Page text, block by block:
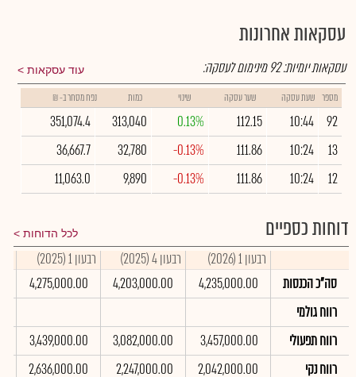
עסקאות אחרונות
עוד עסקאות עסקאות יומיות:92 מינימום לעסקה:
מספר שעת עסקה שער עסקה שינוי כמות נפח מסחר ב- ₪
92
10:44
112.15
0.13%
313,040
351,074.4
13
10:24
111.86
-0.13%
32,780
36,667.7
12
10:24
111.86
-0.13%
9,890
11,063.0
דוחות כספיים לכל הדוחות
רבעון 1 (2026) רבעון 4 (2025) רבעון 1 (2025)
סה"כ הכנסות
4,235,000.00
4,203,000.00
4,275,000.00
רווח גולמי
רווח תפעולי
3,457,000.00
3,082,000.00
3,439,000.00
רווח נקי
2,042,000.00
2,247,000.00
2,636,000.00